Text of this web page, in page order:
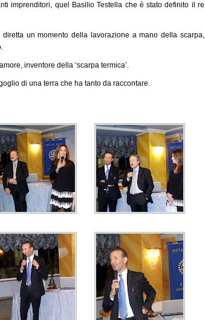
imprenditori, quel Basilio Testella che è stato definito il re
un momento della lavorazione a mano della scarpa,
inventore della ‘scarpa termica’.
di una terra che ha tanto da raccontare.